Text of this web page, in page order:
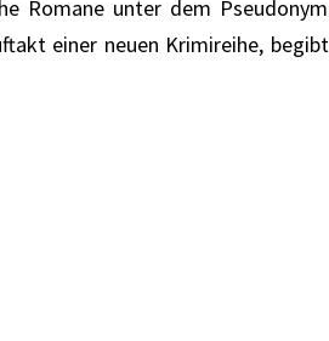
Romane unter dem Pseudonym
einer neuen Krimireihe, begibt